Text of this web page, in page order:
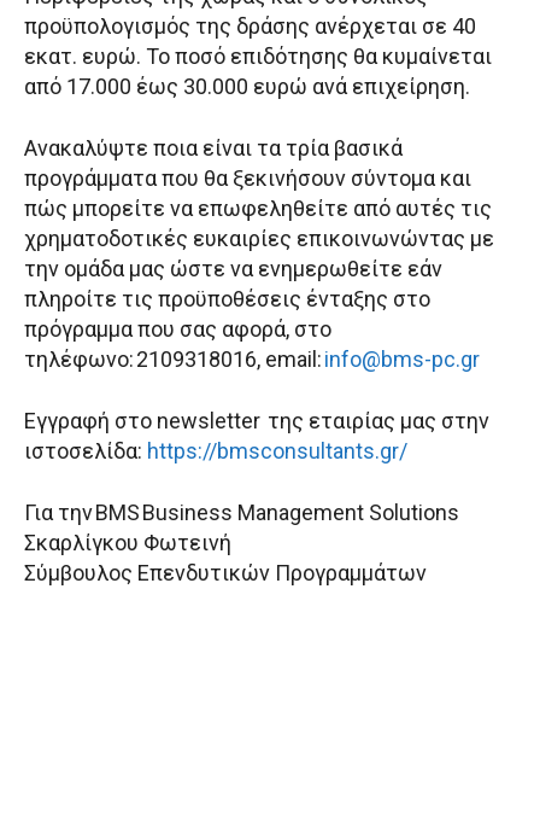
προϋπολογισμός της δράσης ανέρχεται σε 40
εκατ. ευρώ. Το ποσό επιδότησης θα κυμαίνεται
από 17.000 έως 30.000 ευρώ ανά επιχείρηση.
Ανακαλύψτε ποια είναι τα τρία βασικά
προγράμματα που θα ξεκινήσουν σύντομα και
πώς μπορείτε να επωφεληθείτε από αυτές τις
χρηματοδοτικές ευκαιρίες επικοινωνώντας με
την ομάδα μας ώστε να ενημερωθείτε εάν
πληροίτε τις προϋποθέσεις ένταξης στο
πρόγραμμα που σας αφορά, στο
τηλέφωνο: 2109318016, email:info@bms-pc.gr
Εγγραφή στο newsletter της εταιρίας μας στην
ιστοσελίδα: https://bmsconsultants.gr/
Για την BMS Business Management Solutions
Σκαρλίγκου Φωτεινή
Σύμβουλος Επενδυτικών Προγραμμάτων